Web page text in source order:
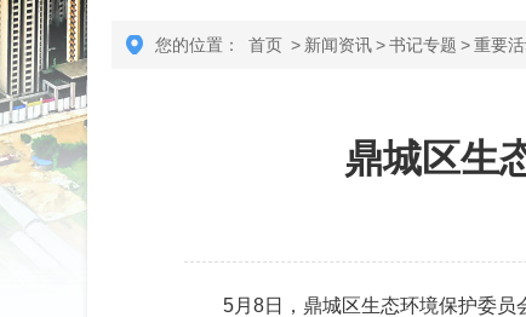
您的位置： 首页 > 新闻资讯>书记专题 >重要
鼎城区生
5月8日，鼎城区生态环境保护委员